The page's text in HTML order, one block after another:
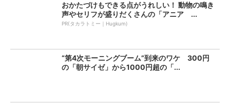
おかたづけもできる点がうれしい！ 動物の鳴き
声やセリフが盛りだくさんの「アニア ...
PR(タカラトミー｜Hugkum)
“第4次モーニングブーム”到来のワケ 300円
の「朝サイゼ」から1000円超の「...